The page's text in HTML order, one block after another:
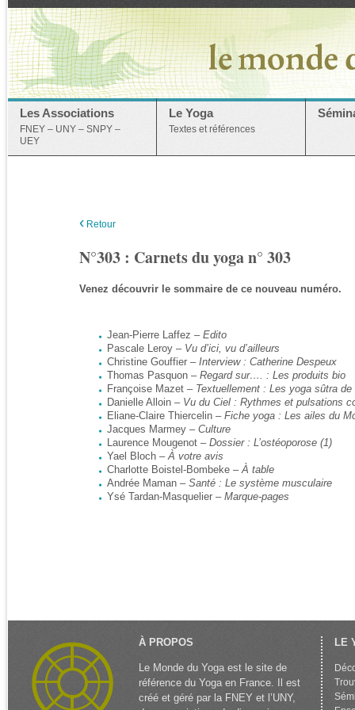
Les Associations
FNEY – UNY – SNPY –
UEY
Le Yoga
Textes et références
‹ Retour
N°303 : Carnets du yoga n° 303
Venez découvrir le sommaire de ce nouveau numéro.
Jean-Pierre Laffez – Edito
Pascale Leroy – Vu d’ici, vu d’ailleurs
Christine Gouffier – Interview : Catherine Despeux
Thomas Pasquon – Regard sur…. : Les produits
Françoise Mazet – Textuellement : Les yoga sûtra de
Danielle Alloin –Vu du Ciel : Rythmes et pulsations
Eliane-Claire Thiercelin –Fiche yoga : Les ailes du
Jacques Marmey – Culture
Laurence Mougenot – Dossier : L’ostéoporose (1)
Yael Bloch –À votre avis
Charlotte Boistel-Bombeke –À table
Andrée Maman – Santé : Le système musculaire
Ysé Tardan-Masquelier – Marque-pages
À PROPOS
Le Monde du Yoga est le site de
référence du Yoga en France. Il est
créé et géré par la FNEY et l’UNY,
LE